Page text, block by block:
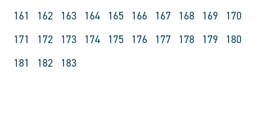
161
162 163 164 165 166 167 168 169
170
171
172 173 174 175 176 177 178 179
180
181
182 183